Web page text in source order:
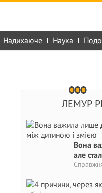
Надихаюче Наука
ЛЕМУР
Вона
але